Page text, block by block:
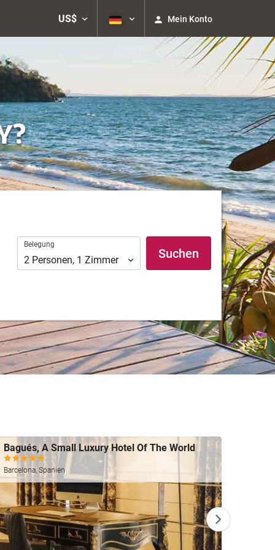
US$ Mein Konto
Belegung
Belegung
2 Personen, 1 Zimmer Suchen
Bagués, A Small Luxury Hotel Of The World
Barcelona, Spanien